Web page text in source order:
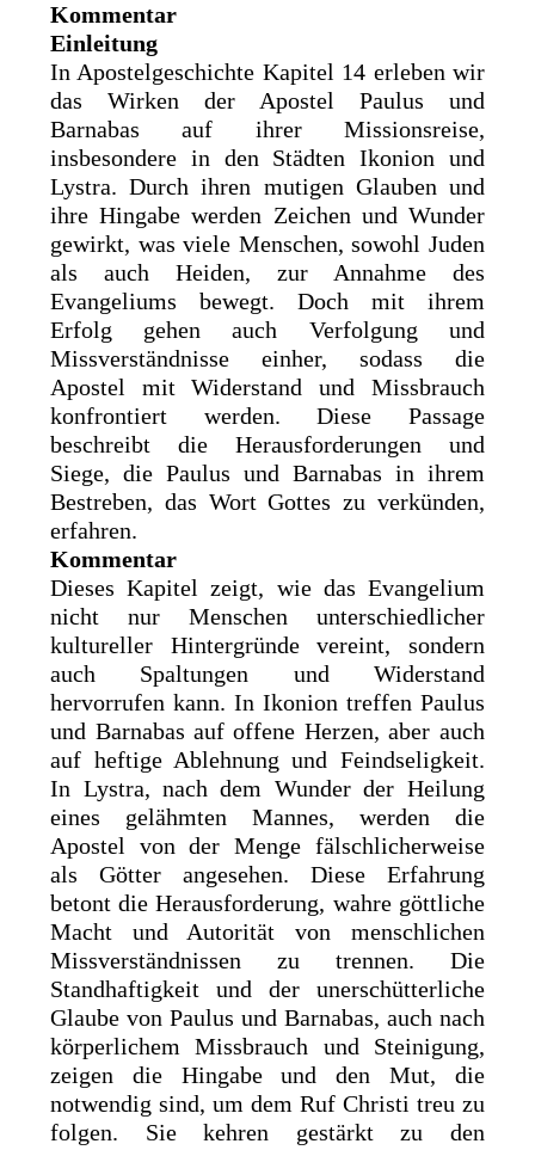
Kommentar
Einleitung
In Apostelgeschichte Kapitel 14 erleben wir
das Wirken der Apostel Paulus und
Barnabas auf ihrer Missionsreise,
insbesondere in den Städten Ikonion und
Lystra. Durch ihren mutigen Glauben und
ihre Hingabe werden Zeichen und Wunder
gewirkt, was viele Menschen, sowohl Juden
als auch Heiden, zur Annahme des
Evangeliums bewegt. Doch mit ihrem
Erfolg gehen auch Verfolgung und
Missverständnisse einher, sodass die
Apostel mit Widerstand und Missbrauch
konfrontiert werden. Diese Passage
beschreibt die Herausforderungen und
Siege, die Paulus und Barnabas in ihrem
Bestreben, das Wort Gottes zu verkünden,
erfahren.
Kommentar
Dieses Kapitel zeigt, wie das Evangelium
nicht nur Menschen unterschiedlicher
kultureller Hintergründe vereint, sondern
auch Spaltungen und Widerstand
hervorrufen kann. In Ikonion treffen Paulus
und Barnabas auf offene Herzen, aber auch
auf heftige Ablehnung und Feindseligkeit.
In Lystra, nach dem Wunder der Heilung
eines gelähmten Mannes, werden die
Apostel von der Menge fälschlicherweise
als Götter angesehen. Diese Erfahrung
betont die Herausforderung, wahre göttliche
Macht und Autorität von menschlichen
Missverständnissen zu trennen. Die
Standhaftigkeit und der unerschütterliche
Glaube von Paulus und Barnabas, auch nach
körperlichem Missbrauch und Steinigung,
zeigen die Hingabe und den Mut, die
notwendig sind, um dem Ruf Christi treu zu
folgen. Sie kehren gestärkt zu den